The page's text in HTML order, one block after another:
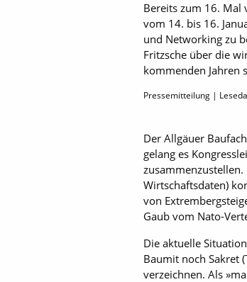
Bereits zum 16. Mal
vom 14. bis 16.
und Networking zu
Fritzsche über die
kommenden Jahren
Pressemitteilung |
Der Allgäuer
gelang es
Wirtschaftsdaten)
von
Gaub vom Nato-
Die aktuelle
Baumit noch Sakret
verzeichnen. Als